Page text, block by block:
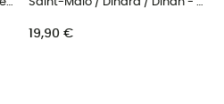
Paimpol / Tréguier / Ile De Bréhat - Carte topographique Saint-Malo / Dinard / Dinan - Carte topographique
19,90 €